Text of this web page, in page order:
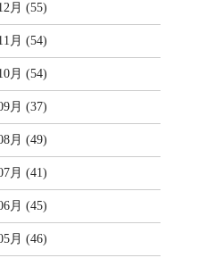
月 (55)
月 (54)
月 (54)
月 (37)
月 (49)
月 (41)
月 (45)
月 (46)